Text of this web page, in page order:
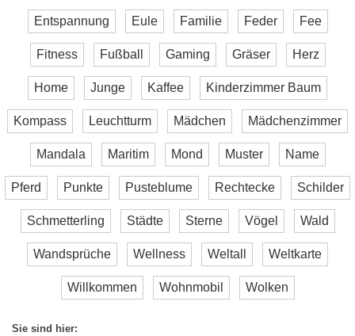
Entspannung Eule Familie Feder Fee
Fitness Fußball Gaming Gräser Herz
Home Junge Kaffee Kinderzimmer Baum
Kompass Leuchtturm Mädchen Mädchenzimmer
Mandala Maritim Mond Muster Name
Pferd Punkte Pusteblume Rechtecke Schilder
Schmetterling Städte Sterne Vögel Wald
Wandsprüche Wellness Weltall Weltkarte
Willkommen Wohnmobil Wolken